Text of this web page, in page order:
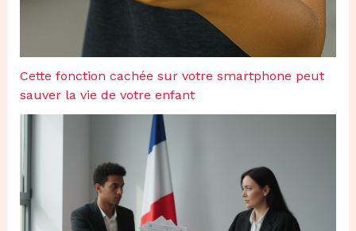
Cette fonction cachée sur votre smartphone peut
sauver la vie de votre enfant